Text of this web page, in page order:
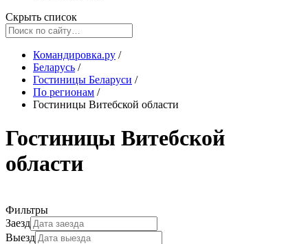
Скрыть список
Командировка.ру /
Беларусь /
Гостиницы Беларуси /
По регионам /
Гостиницы Витебской области
Гостиницы Витебской
области
Фильтры
Заезд
Выезд